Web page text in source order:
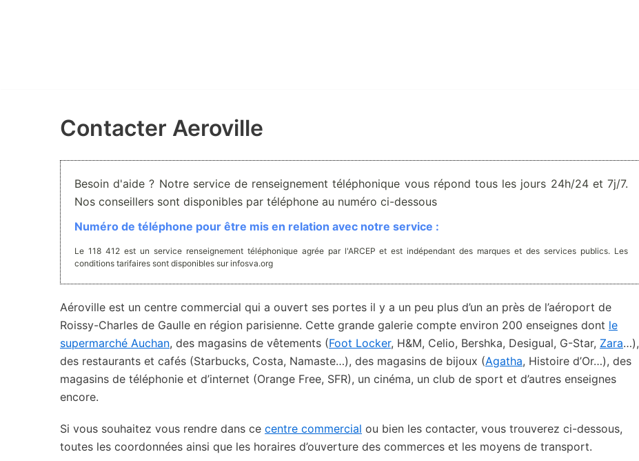
Contacter Aeroville
Besoin d'aide ? Notre service de renseignement téléphonique vous répond tous les jours 24h/24 et 7j/7.
Nos conseillers sont disponibles par téléphone au numéro ci-dessous
Numéro de téléphone pour être mis en relation avec notre service :
Le 118 412 est un service renseignement téléphonique agrée par l'ARCEP et est indépendant des marques et des services publics. Les
conditions tarifaires sont disponibles sur infosva.org
Aéroville est un centre commercial qui a ouvert ses portes il y a un peu plus d’un an près de l’aéroport de
Roissy-Charles de Gaulle en région parisienne. Cette grande galerie compte environ 200 enseignes dont le
supermarché Auchan, des magasins de vêtements (Foot Locker, H&M, Celio, Bershka, Desigual, G-Star, Zara…),
des restaurants et cafés (Starbucks, Costa, Namaste…), des magasins de bijoux (Agatha, Histoire d’Or…), des
magasins de téléphonie et d’internet (Orange Free, SFR), un cinéma, un club de sport et d’autres enseignes
encore.
Si vous souhaitez vous rendre dans ce centre commercial ou bien les contacter, vous trouverez ci-dessous,
toutes les coordonnées ainsi que les horaires d’ouverture des commerces et les moyens de transport.